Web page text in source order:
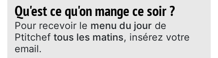
Qu'est ce qu'on mange ce soir ?
Pour recevoir le menu du jour de
Ptitchef tous les matins, insérez votre
email.